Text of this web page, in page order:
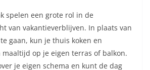
spelen een grote rol in de
van vakantieverblijven. In plaats van
gaan, kun je thuis koken en
maaltijd op je eigen terras of balkon.
je eigen schema en kunt de dag